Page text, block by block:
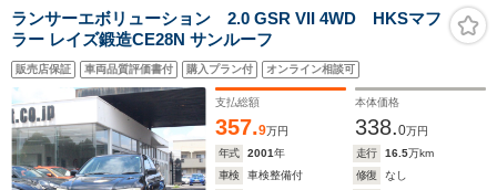
ランサーエボリューション 2.0 GSR VII 4WD HKSマフ
ラー レイズ鍛造CE28N サンルーフ
販売店保証 車両品質評価書付 購入プラン付 オンライン相談可
支払総額
357.9万円
本体価格
338.0万円
年式
2001年 走行 16.5万km
車検
車検整備付 修復
なし